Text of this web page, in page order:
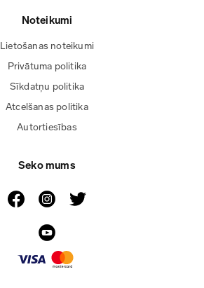
Noteikumi
Lietošanas noteikumi
Privātuma politika
Sīkdatņu politika
Atcelšanas politika
Autortiesības
Seko mums